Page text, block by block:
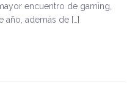
encuentro de gaming,
año, además de […]